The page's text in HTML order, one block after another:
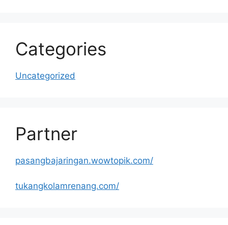
Categories
Uncategorized
Partner
pasangbajaringan.wowtopik.com/
tukangkolamrenang.com/